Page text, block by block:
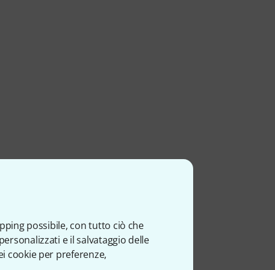
possibile, con tutto ciò che
e il salvataggio delle
cookie per preferenze,